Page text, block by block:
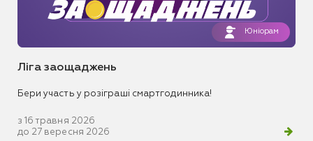
Юніорам
Ліга заощаджень
Бери участь у розіграші смартгодинника!
з 16 травня 2026
до 27 вересня 2026